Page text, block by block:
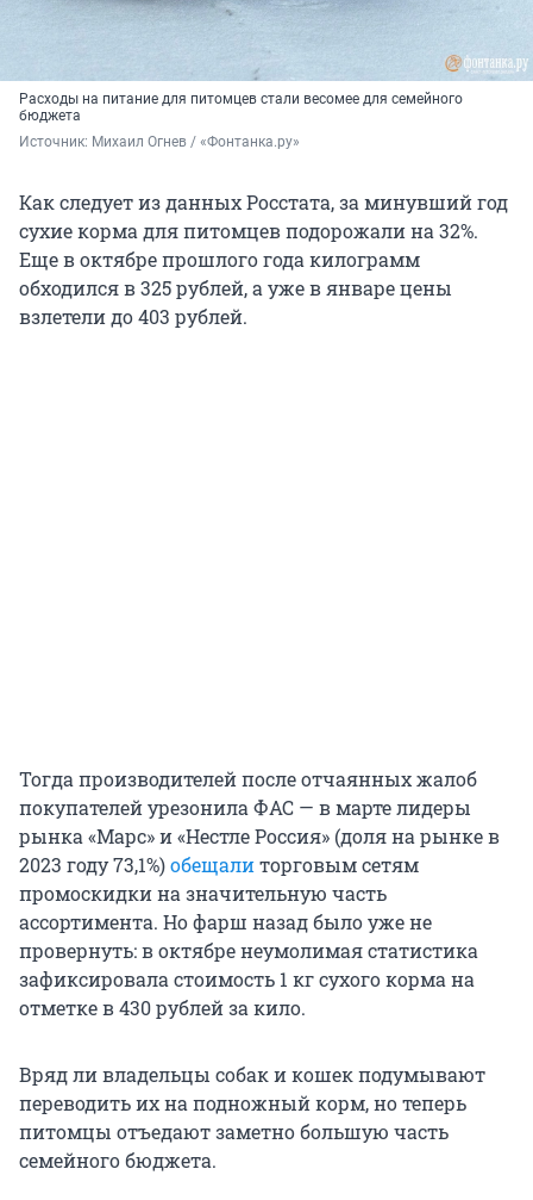
Расходы на питание для питомцев стали весомее для семейного
бюджета
Источник: Михаил Огнев / «Фонтанка.ру»
Как следует из данных Росстата, за минувший год
сухие корма для питомцев подорожали на 32%.
Еще в октябре прошлого года килограмм
обходился в 325 рублей, а уже в январе цены
взлетели до 403 рублей.
Тогда производителей после отчаянных жалоб
покупателей урезонила ФАС — в марте лидеры
рынка «Марс» и «Нестле Россия» (доля на рынке в
2023 году 73,1%)обещалиторговым сетям
промоскидки на значительную часть
ассортимента. Но фарш назад было уже не
провернуть: в октябре неумолимая статистика
зафиксировала стоимость 1 кг сухого корма на
отметке в 430 рублей за кило.
Вряд ли владельцы собак и кошек подумывают
переводить их на подножный корм, но теперь
питомцы отъедают заметно большую часть
семейного бюджета.